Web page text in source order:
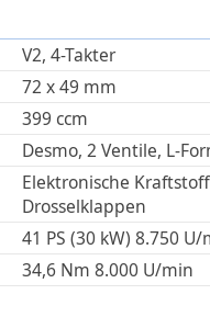
V2, 4-Takter
72 x49 mm
399 ccm
Desmo, 2 Ventile, L-
Elektronische
Drosselklappen
41 PS (30 kW) 8.750 U/
34,6 Nm 8.000 U/min